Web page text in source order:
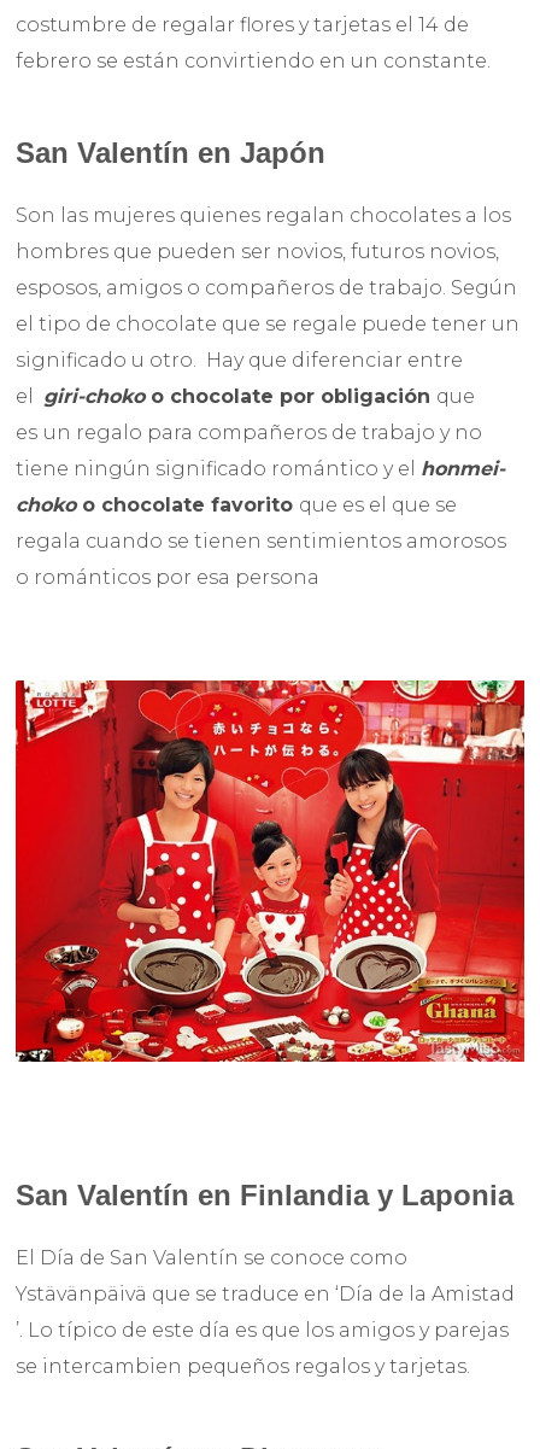
costumbre de regalar flores y tarjetas el 14 de
febrero se están convirtiendo en un constante.
San Valentín en Japón
Son las mujeres quienes regalan chocolates a los
hombres que pueden ser novios, futuros novios,
esposos, amigos o compañeros de trabajo. Según
el tipo de chocolate que se regale puede tener un
significado u otro. Hay que diferenciar entre
el giri-choko o chocolate por obligación que
es un regalo para compañeros de trabajo y no
tiene ningún significado romántico y el honmei-
choko o chocolate favorito que es el que se
regala cuando se tienen sentimientos amorosos
o románticos por esa persona
San Valentín en Finlandia y Laponia
El Día de San Valentín se conoce como
Ystävänpäivä que se traduce en ‘Día de la Amistad
’. Lo típico de este día es que los amigos y parejas
se intercambien pequeños regalos y tarjetas.